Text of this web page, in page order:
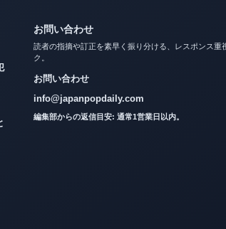
読者の指摘や訂正を素早く振り分ける、レスポンス重
ク。
お問い合わせ
info@japanpopdaily.com
編集部からの返信目安: 通常1営業日以内。